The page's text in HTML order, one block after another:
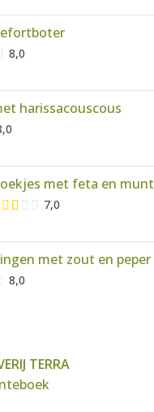
8,0
harissacouscous
met feta en munt
7,0
met zout en peper
8,0
TERRA